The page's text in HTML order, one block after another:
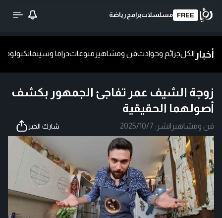
FREE مسلسلاتبرامج رياضة
أخبار الكلجرائم وحوادثفن ومشاهير منوعاتدراما وسينماتكنولوجيا
زوجة الشيف عمر تفاجئ الجمهور بكشف
أصولهما الحقيقية
فن ومشاهير |نشر: 2025/10/7 شارك الخبر